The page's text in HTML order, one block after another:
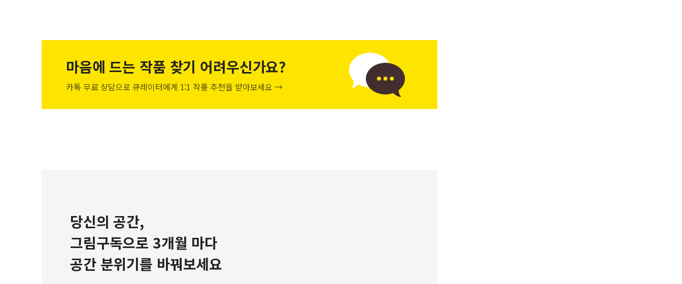
마음에 드는 작품 찾기 어려우신가요?
카톡 무료 상담으로 큐레이터에게 1:1 작품 추천을 받아보세요 →
당신의 공간,
그림구독으로 3개월 마다
공간 분위기를 바꿔보세요